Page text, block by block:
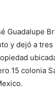
Guadalupe
y dejó a
15 colonia